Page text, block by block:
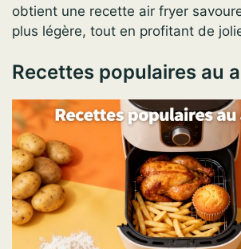
obtient une recette air fryer
plus légère, tout en profitant de
Recettes populaires au